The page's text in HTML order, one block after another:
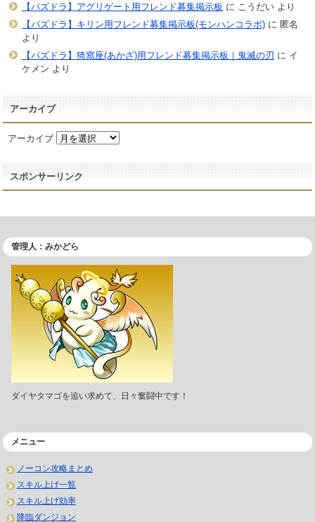
【パズドラ】アグリゲート用フレンド募集掲示板 に こうだいより
【パズドラ】キリン用フレンド募集掲示板(モンハンコラボ)に 匿名
より
【パズドラ】猗窩座(あかざ)用フレンド募集掲示板｜鬼滅の刃 に イ
ケメン より
アーカイブ
アーカイブ
スポンサーリンク
管理人：みかどら
ダイヤタマゴを追い求めて、日々奮闘中です！
メニュー
ノーコン攻略まとめ
スキル上げ一覧
スキル上げ効率
降臨ダンジョン